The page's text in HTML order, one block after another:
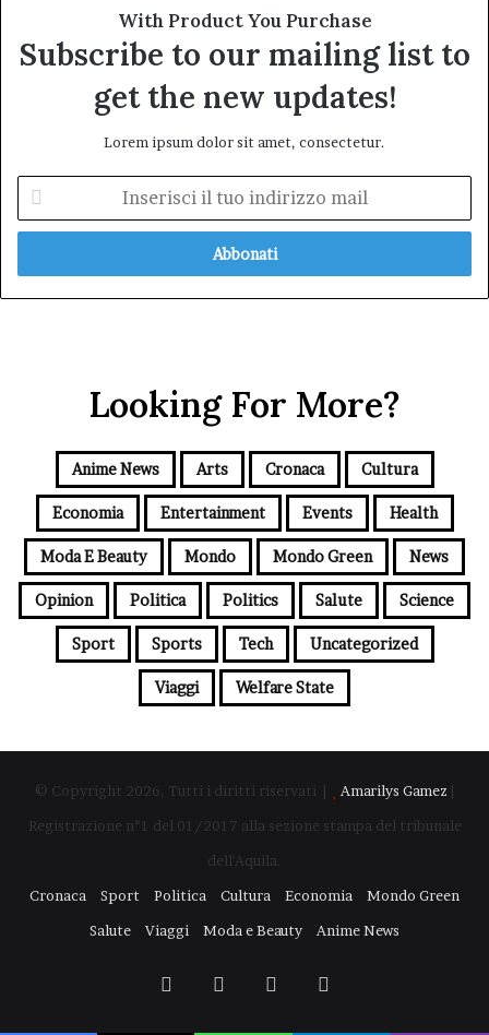
With Product You Purchase
Subscribe to our mailing list to
get the new updates!
Lorem ipsum dolor sit amet, consectetur.
tuo
mail
Looking For More?
Anime News Arts Cronaca Cultura
Economia Entertainment Events Health
Moda E Beauty Mondo Mondo Green News
Opinion Politica Politics Salute Science
Sport Sports Tech Uncategorized
Viaggi Welfare State
© Copyright 2026, Tutti i diritti riservati | Amarilys Gamez
Registrazione n°1 del 01/2017 alla sezione stampa del tribunale
dell'Aquila.
Cronaca
Sport Politica Cultura Economia
Mondo Green
Salute
Viaggi Moda e Beauty Anime News
Facebook